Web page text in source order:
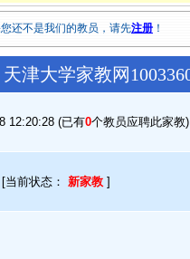
还不是我们的教员，请先注册 ！
天津大学家教网
12:20:28 (已有0个教员应聘此家教)
[当前状态： 新家教 ]